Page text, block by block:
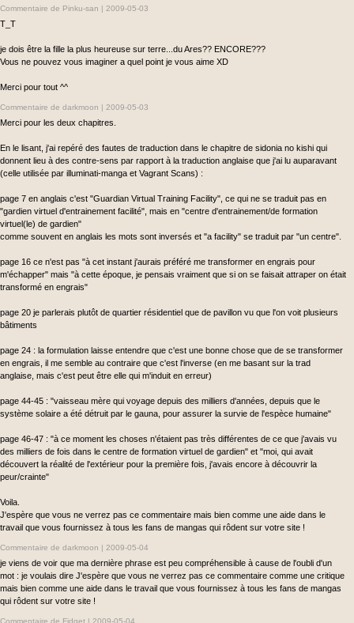
Commentaire de Pinku-san | 2009-05-03
T_T
je dois être la fille la plus heureuse sur terre...du Ares?? ENCORE???
Vous ne pouvez vous imaginer a quel point je vous aime XD
Merci pour tout ^^
Commentaire de darkmoon | 2009-05-03
Merci pour les deux chapitres.
En le lisant, j'ai repéré des fautes de traduction dans le chapitre de sidonia no kishi qui
donnent lieu à des contre-sens par rapport à la traduction anglaise que j'ai lu auparavant
(celle utilisée par illuminati-manga et Vagrant Scans) :
page 7 en anglais c'est "Guardian Virtual Training Facility", ce qui ne se traduit pas en
"gardien virtuel d'entrainement facilité", mais en "centre d'entrainement/de formation
virtuel(le) de gardien"
comme souvent en anglais les mots sont inversés et "a facility" se traduit par "un centre".
page 16 ce n'est pas "à cet instant j'aurais préféré me transformer en engrais pour
m'échapper" mais "à cette époque, je pensais vraiment que si on se faisait attraper on était
transformé en engrais"
page 20 je parlerais plutôt de quartier résidentiel que de pavillon vu que l'on voit plusieurs
bâtiments
page 24 : la formulation laisse entendre que c'est une bonne chose que de se transformer
en engrais, il me semble au contraire que c'est l'inverse (en me basant sur la trad
anglaise, mais c'est peut être elle qui m'induit en erreur)
page 44-45 : "vaisseau mère qui voyage depuis des milliers d'années, depuis que le
système solaire a été détruit par le gauna, pour assurer la survie de l'espèce humaine"
page 46-47 : "à ce moment les choses n'étaient pas très différentes de ce que j'avais vu
des milliers de fois dans le centre de formation virtuel de gardien" et "moi, qui avait
découvert la réalité de l'extérieur pour la première fois, j'avais encore à découvrir la
peur/crainte"
Voila.
J'espère que vous ne verrez pas ce commentaire mais bien comme une aide dans le
travail que vous fournissez à tous les fans de mangas qui rôdent sur votre site !
Commentaire de darkmoon | 2009-05-04
je viens de voir que ma dernière phrase est peu compréhensible à cause de l'oubli d'un
mot : je voulais dire J'espère que vous ne verrez pas ce commentaire comme une critique
mais bien comme une aide dans le travail que vous fournissez à tous les fans de mangas
qui rôdent sur votre site !
Commentaire de Fidget | 2009-05-04